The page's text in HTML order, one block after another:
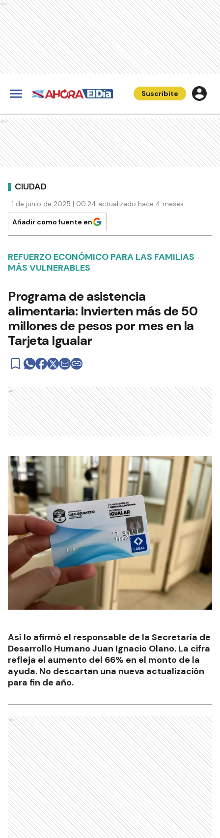
Ads
Suscribite
Ads
CIUDAD
1 de junio de 2025 | 00:24 actualizado hace 4 meses
Añadir como fuente en
REFUERZO ECONÓMICO PARA LAS FAMILIAS
MÁS VULNERABLES
Programa de asistencia
alimentaria: Invierten más de 50
millones de pesos por mes en la
Tarjeta Igualar
Ads
Así lo afirmó el responsable de la Secretaría de
Desarrollo Humano Juan Ignacio Olano. La cifra
refleja el aumento del 66% en el monto de la
ayuda. No descartan una nueva actualización
para fin de año.
Ads